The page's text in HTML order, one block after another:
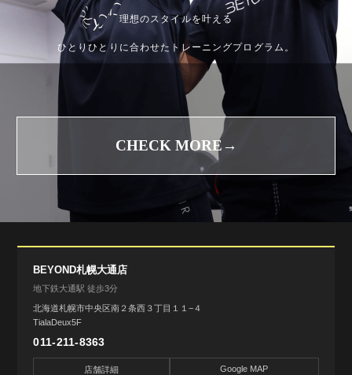
理想のスタイルを叶える
ひとりひとりに合わせたトレーニングプログラム。
CHECK MORE→
BEYOND札幌大通店
地下鉄大通駅 徒歩3分
北海道札幌市中央区南２条西３丁目１１−４
TialaDeux5F
011-211-8363
店舗詳細 Google MAP